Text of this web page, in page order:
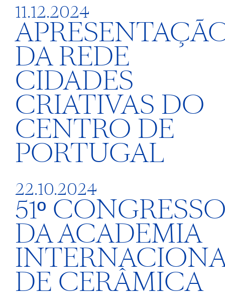
11.12.2024
DA REDE
CIDADES
CRIATIVAS DO
CENTRO DE
PORTUGAL
22.10.2024
51º
DA ACADEMIA
DE CERÂMICA